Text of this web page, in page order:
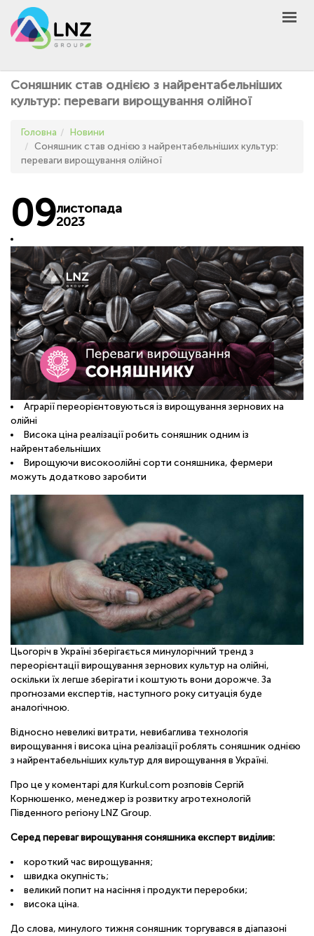
GROUP
AGRO
MARKET
DEFEND A
НОВИНИ
ІНШЕ
UA EN PL
КУПИТИ
ОНЛАЙН
Соняшник став однією з найрентабельніших
культур: переваги вирощування олійної
Головна
Новини
Соняшник став однією з найрентабельніших культур:
переваги вирощування олійної
09листопада
2023
Аграрії переорієнтовуються із вирощування зернових на
олійні
Висока ціна реалізації робить соняшник одним із
найрентабельніших
Вирощуючи високоолійні сорти соняшника, фермери
можуть додатково заробити
Цьогоріч в Україні зберігається минулорічний тренд з
переорієнтації вирощування зернових культур на олійні,
оскільки їх легше зберігати і коштують вони дорожче. За
прогнозами експертів, наступного року ситуація буде
аналогічною.
Відносно невеликі витрати, невибаглива технологія
вирощування і висока ціна реалізації роблять соняшник однією
з найрентабельніших культур для вирощування в Україні.
Про це у коментарі для Kurkul.com розповів Сергій
Корнюшенко, менеджер із розвитку агротехнологій
Південного регіону LNZ Group.
Серед переваг вирощування соняшника експерт виділив:
короткий час вирощування;
швидка окупність;
великий попит на насіння і продукти переробки;
висока ціна.
До слова, минулого тижня соняшник торгувався в діапазоні